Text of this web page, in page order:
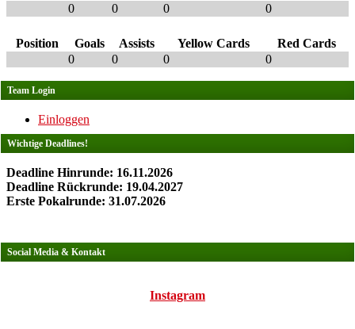
0
0 0 0
Position Goals Assists Yellow Cards
Red Cards
0
0 0 0
Team Login
Einloggen
Wichtige Deadlines!
Deadline Hinrunde: 16.11.2026
Deadline Rückrunde: 19.04.2027
Erste Pokalrunde: 31.07.2026
Social Media & Kontakt
Instagram